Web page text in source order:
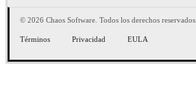
© 2026 Chaos Software. Todos los derechos reservados.
Términos Privacidad EULA